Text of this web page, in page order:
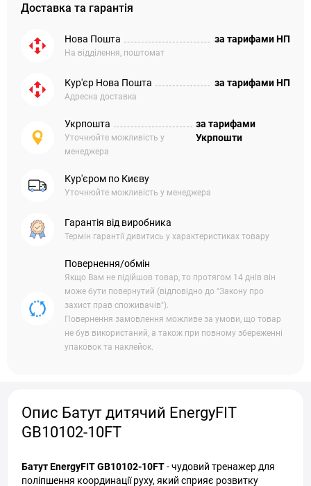
Доставка та гарантія
Нова Пошта
На відділення, поштомат
за тарифами НП
Кур'єр Нова Пошта
Адресна доставка
за тарифами НП
Укрпошта
Уточнюйте можливість у
менеджера
за тарифами
Укрпошти
Кур'єром по Києву
Уточнюйте можливість у менеджера
Гарантія від виробника
Термін гарантії дивитись у характеристиках товару
Повернення/обмін
Якщо Вам не підійшов товар, то протягом 14 днів він
може бути повернутий (відповідно до "Закону про
захист прав споживачів").
Повернення замовлення можливе за умови, що товар
не був використаний, а також при повному збереженні
упаковок та наклейок.
Опис Батут дитячий EnergyFIT
GB10102-10FT
Батут EnergyFIT GB10102-10FT- чудовий тренажер для
поліпшення координації руху, який сприяє розвитку